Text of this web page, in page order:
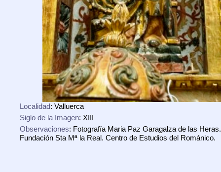
Localidad: Valluerca
Siglo de la Imagen: XIII
Observaciones: Fotografía Maria Paz Garagalza de las Heras.
Fundación Sta Mª la Real. Centro de Estudios del Románico.